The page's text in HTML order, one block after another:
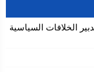
الخلافات السياسية